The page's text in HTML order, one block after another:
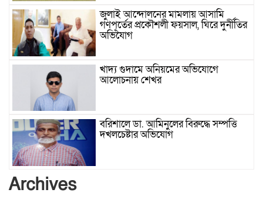
জুলাই আন্দোলনের মামলায় আসামি
গণপূর্তের প্রকৌশলী ফয়সাল, ঘিরে দুর্নীতির
অভিযোগ
খাদ্য গুদামে অনিয়মের অভিযোগে
আলোচনায় শেখর
বরিশালে ডা. আমিনুলের বিরুদ্ধে সম্পত্তি
দখলচেষ্টার অভিযোগ
Archives